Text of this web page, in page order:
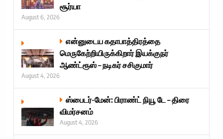
சூர்யா
August 6, 2026
என்னுடைய கதாபாத்திரத்தை
மெருகேற்றியிருக்கிறார் இயக்குநர்
ஆண்ட்ரூஸ் – நடிகர் சசிகுமார்
August 4, 2026
ஸ்பைடர்-மேன்: பிராண்ட் நியூ டே – திரை
விமர்சனம்
August 4, 2026